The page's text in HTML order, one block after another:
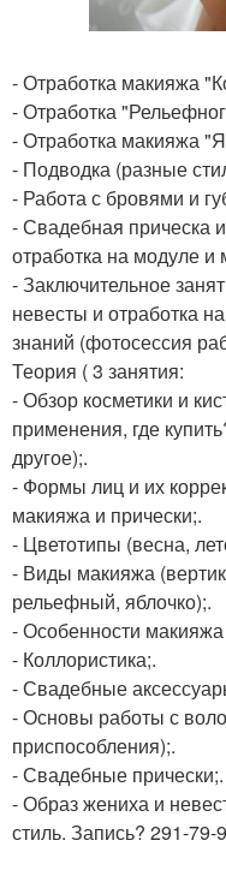
- Отработка макияжа
- Отработка
- Отработка макияжа
- Подводка (разные
- Работа с бровями и
- Свадебная прическа
отработка на модуле и
- Заключительное
невесты и отработка
знаний (фотосессия
Теория ( 3 занятия:
- Обзор косметики и
применения, где
другое);.
- Формы лиц и их
макияжа и прически;.
- Цветотипы (весна,
- Виды макияжа
рельефный, яблочко);.
- Особенности
- Коллористика;.
- Свадебные
- Основы работы с
приспособления);.
- Свадебные прически;.
- Образ жениха и
стиль. Запись? 291-79-